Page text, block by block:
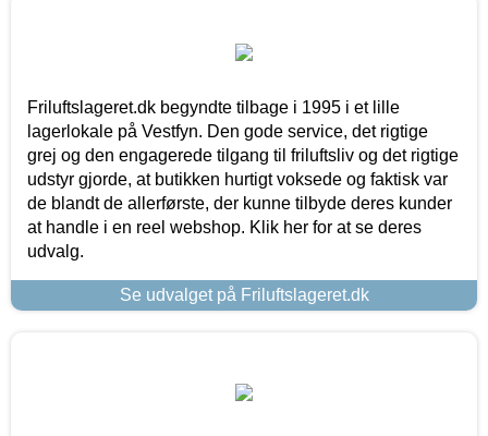
Friluftslageret.dk begyndte tilbage i 1995 i et lille
lagerlokale på Vestfyn. Den gode service, det rigtige
grej og den engagerede tilgang til friluftsliv og det rigtige
udstyr gjorde, at butikken hurtigt voksede og faktisk var
de blandt de allerførste, der kunne tilbyde deres kunder
at handle i en reel webshop. Klik her for at se deres
udvalg.
Se udvalget på Friluftslageret.dk